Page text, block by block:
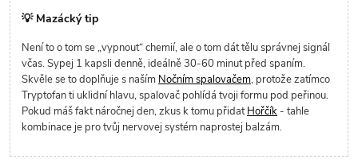
💡 Mazácký tip
Není to o tom se „vypnout“ chemií, ale o tom dát tělu správnej signál
včas. Sypej 1 kapsli denně, ideálně 30-60 minut před spaním.
Skvěle se to doplňuje s naším Nočním spalovačem, protože zatímco
Tryptofan ti uklidní hlavu, spalovač pohlídá tvoji formu pod peřinou.
Pokud máš fakt náročnej den, zkus k tomu přidatHořčík - tahle
kombinace je pro tvůj nervovej systém naprostej balzám.